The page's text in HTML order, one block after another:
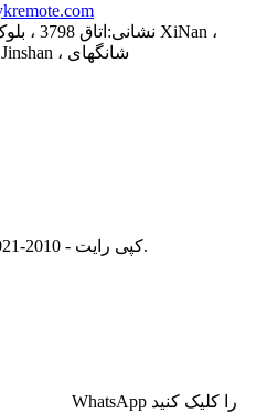
نشانی:
LvXiang Town ، منطقه Jinshan ، شانگهای
© کپی رایت - 2010-2021: کلیه حقوق محفوظ است.
WhatsApp را کلیک کنید